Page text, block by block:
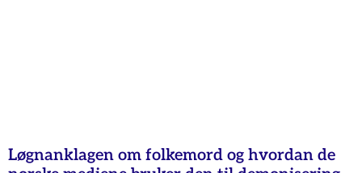
Løgnanklagen om folkemord og hvordan de